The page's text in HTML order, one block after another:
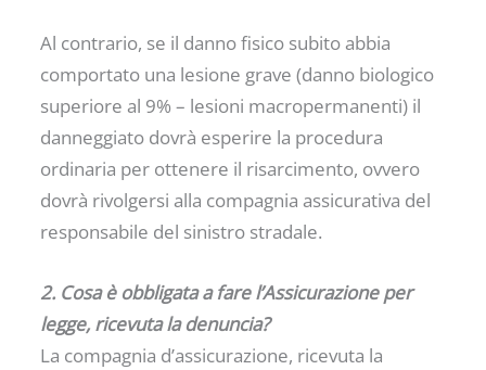
Al contrario, se il danno fisico subito abbia
comportato una lesione grave (danno biologico
superiore al 9% – lesioni macropermanenti) il
danneggiato dovrà esperire la procedura
ordinaria per ottenere il risarcimento, ovvero
dovrà rivolgersi alla compagnia assicurativa del
responsabile del sinistro stradale.
2. Cosa è obbligata a fare l’Assicurazione per
legge, ricevuta la denuncia?
La compagnia d’assicurazione, ricevuta la